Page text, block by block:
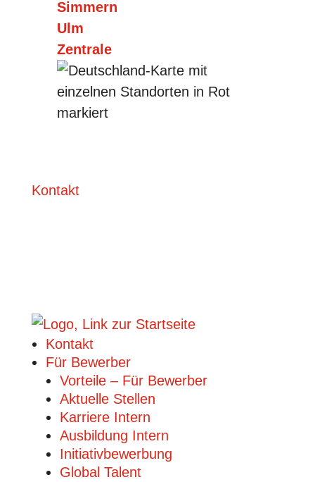
Simmern
Ulm
Zentrale
Kontakt
Kontakt
Für Bewerber
Vorteile – Für Bewerber
Aktuelle Stellen
Karriere Intern
Ausbildung Intern
Initiativbewerbung
Global Talent